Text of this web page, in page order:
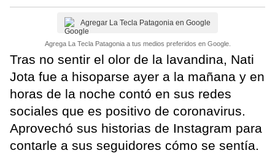
Agregar La Tecla Patagonia en Google
Agrega La Tecla Patagonia a tus medios preferidos en Google.
Tras no sentir el olor de la lavandina, Nati
Jota fue a hisoparse ayer a la mañana y en
horas de la noche contó en sus redes
sociales que es positivo de coronavirus.
Aprovechó sus historias de Instagram para
contarle a sus seguidores cómo se sentía.